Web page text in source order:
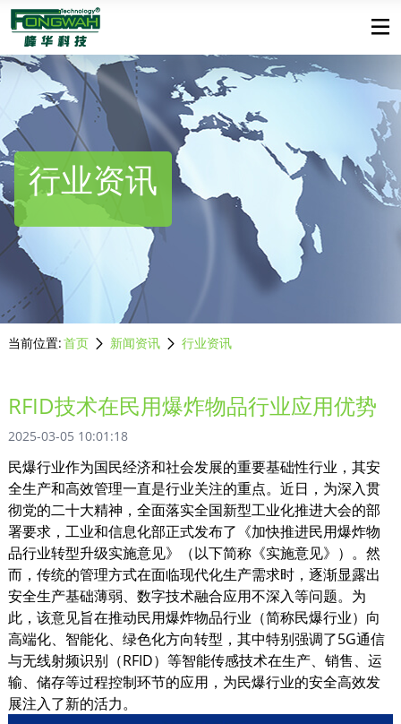
行业资讯
当前位置:首页 新闻资讯 行业资讯
RFID技术在民用爆炸物品行业应用优势
2025-03-05 10:01:18
民爆行业作为国民经济和社会发展的重要基础性行业，其安
全生产和高效管理一直是行业关注的重点。近日，为深入贯
彻党的二十大精神，全面落实全国新型工业化推进大会的部
署要求，工业和信息化部正式发布了《加快推进民用爆炸物
品行业转型升级实施意见》（以下简称《实施意见》）。然
而，传统的管理方式在面临现代化生产需求时，逐渐显露出
安全生产基础薄弱、数字技术融合应用不深入等问题。为
此，该意见旨在推动民用爆炸物品行业（简称民爆行业）向
高端化、智能化、绿色化方向转型，其中特别强调了5G通信
与无线射频识别（RFID）等智能传感技术在生产、销售、运
输、储存等过程控制环节的应用，为民爆行业的安全高效发
展注入了新的活力。